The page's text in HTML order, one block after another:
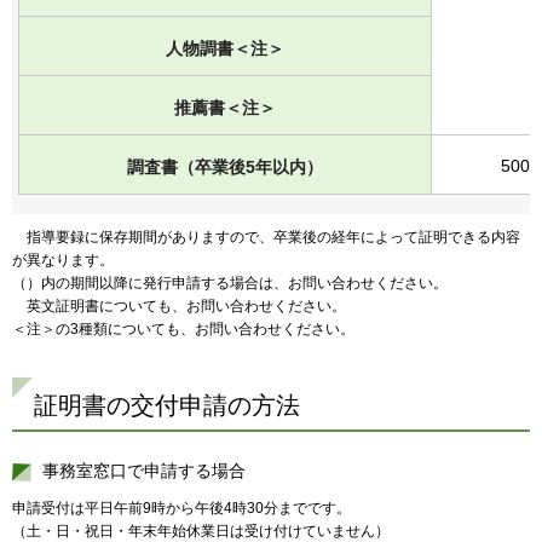
人物調書＜注＞
推薦書＜注＞
調査書（卒業後5年以内） 500
指導要録に保存期間がありますので、卒業後の経年によって証明できる内容
が異なります。
（）内の期間以降に発行申請する場合は、お問い合わせください。
英文証明書についても、お問い合わせください。
＜注＞の3種類についても、お問い合わせください。
証明書の交付申請の方法
事務室窓口で申請する場合
申請受付は平日午前9時から午後4時30分までです。
（土・日・祝日・年末年始休業日は受け付けていません）